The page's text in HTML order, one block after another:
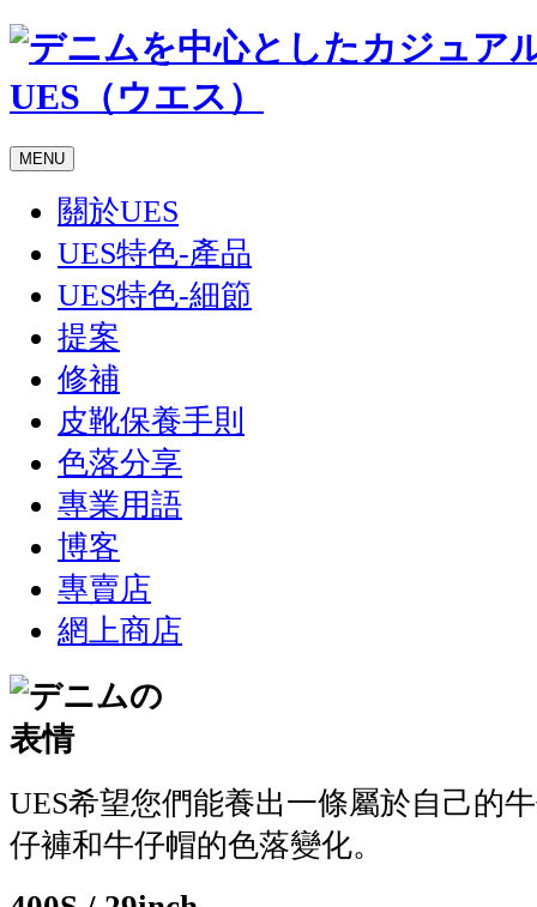
MENU
關於UES
UES特色-產品
UES特色-細節
提案
修補
皮靴保養手則
色落分享
專業用語
博客
專賣店
網上商店
UES希望您們能養出一條屬於自己的
仔褲和牛仔帽的色落變化。